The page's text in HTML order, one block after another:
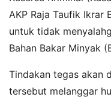
AKP Raja Taufik Ikrar
untuk tidak
Bahan Bakar Minyak
Tindakan tegas akan
tersebut melanggar